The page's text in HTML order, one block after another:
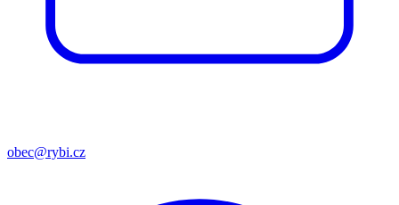
obec@rybi.cz